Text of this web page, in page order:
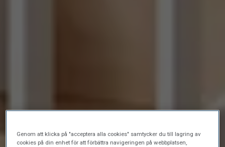
Genom att klicka på "acceptera alla cookies" samtycker du till lagring av
cookies på din enhet för att förbättra navigeringen på webbplatsen,